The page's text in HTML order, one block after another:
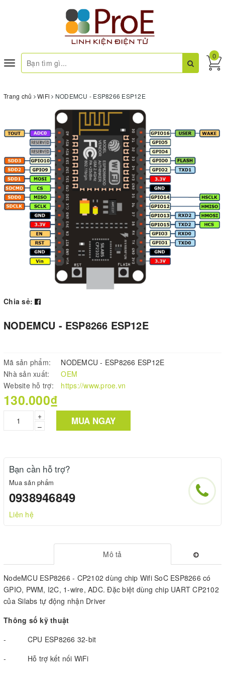
Toggle
navigation
0
Trang chủ WiFi NODEMCU - ESP8266 ESP12E
Chia sẻ:
NODEMCU - ESP8266 ESP12E
Mã sản phẩm:
NODEMCU - ESP8266 ESP12E
Nhà sản xuất:
OEM
Website hỗ trợ:
https://www.proe.vn
130.000₫
+
–
MUA NGAY
Bạn cần hỗ trợ?
Mua sản phẩm
0938946849
Liên hệ
Mô tả
NodeMCU ESP8266 - CP2102 dùng chip Wifi SoC ESP8266 có
GPIO, PWM, I2C, 1-wire, ADC. Đặc biệt dùng chip UART CP2102
của Silabs tự động nhận Driver
Thông số kỹ thuật
- CPU ESP8266 32-bit
- Hỗ trợ kết nối WiFi